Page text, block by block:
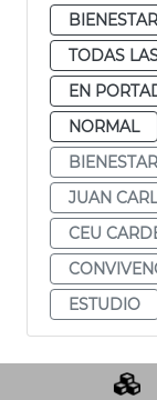
TODAS
EN
NORMAL
JUAN
CEU
ESTUDIO